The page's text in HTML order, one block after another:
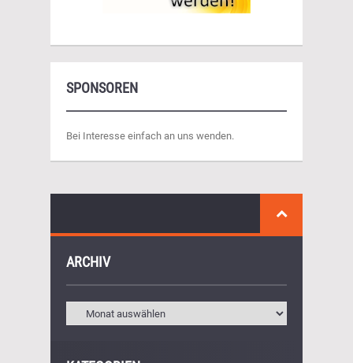
SPONSOREN
Bei Interesse einfach an uns wenden.
ARCHIV